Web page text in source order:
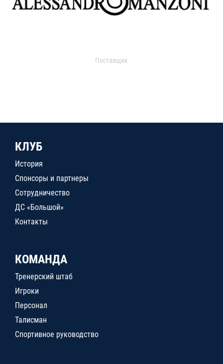
Поставщик
КЛУБ
История
Спонсоры и партнеры
Сотрудничество
ДС «Большой»
Контакты
КОМАНДА
Тренерский штаб
Игроки
Персонал
Талисман
Спортивное руководство